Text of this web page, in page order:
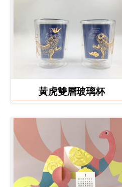
黃虎雙層玻璃杯